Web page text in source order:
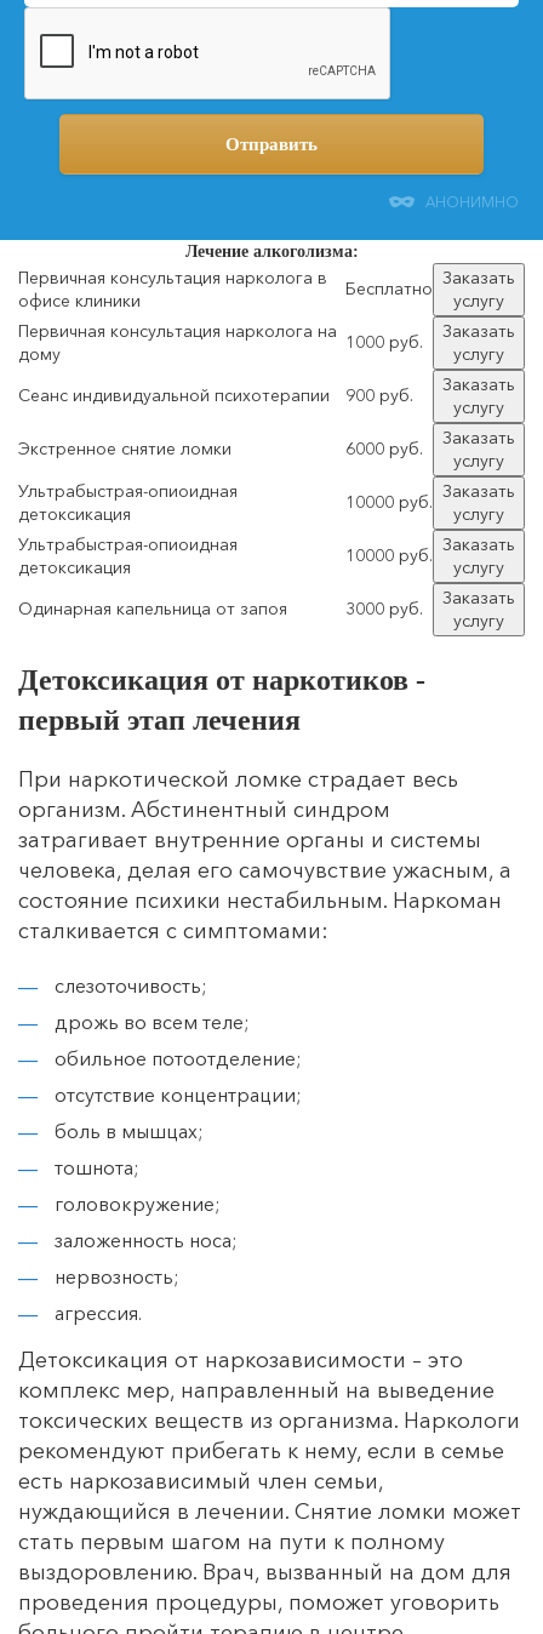
АНОНИМНО
Лечение алкоголизма:
Первичная консультация нарколога в
офисе клиники
Бесплатно Заказать
услугу
Первичная консультация нарколога на
дому
1000 руб.
Заказать
услугу
Сеанс индивидуальной психотерапии
900 руб.
Заказать
услугу
Экстренное снятие ломки
6000 руб.
Заказать
услугу
Ультрабыстрая-опиоидная
детоксикация
10000 руб. Заказать
услугу
Ультрабыстрая-опиоидная
детоксикация
10000 руб. Заказать
услугу
Одинарная капельница от запоя
3000 руб.
Заказать
услугу
Детоксикация от наркотиков -
первый этап лечения
При наркотической ломке страдает весь
организм. Абстинентный синдром
затрагивает внутренние органы и системы
человека, делая его самочувствие ужасным, а
состояние психики нестабильным. Наркоман
сталкивается с симптомами:
слезоточивость;
дрожь во всем теле;
обильное потоотделение;
отсутствие концентрации;
боль в мышцах;
тошнота;
головокружение;
заложенность носа;
нервозность;
агрессия.
Детоксикация от наркозависимости – это
комплекс мер, направленный на выведение
токсических веществ из организма. Наркологи
рекомендуют прибегать к нему, если в семье
есть наркозависимый член семьи,
нуждающийся в лечении. Снятие ломки может
стать первым шагом на пути к полному
выздоровлению. Врач, вызванный на дом для
проведения процедуры, поможет уговорить